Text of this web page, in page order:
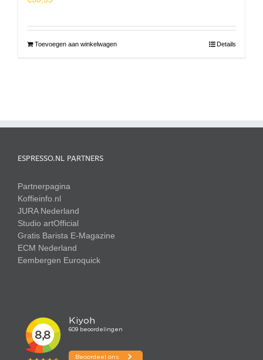
Toevoegen aan winkelwagen Details
ESPRESSO.NL PARTNERS
Partnerpagina
Koffieinfo.nl
JURA Nederland
Studio artOfficial
Gratis Barista E-Magazine
ECM Nederland
Eembergen Euroquick